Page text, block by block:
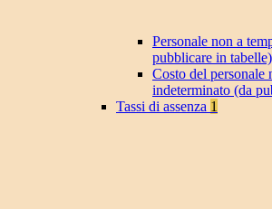
Personale non a
pubblicare in tabelle)
Costo del personale
indeterminato (da
Tassi di assenza 1